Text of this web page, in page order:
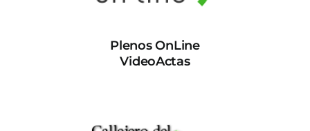
Plenos OnLine
VideoActas